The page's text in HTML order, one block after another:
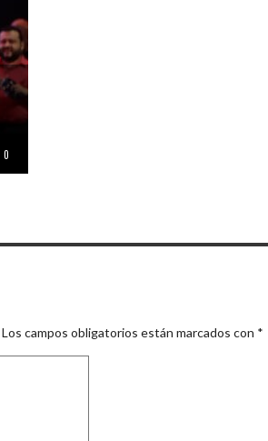
0
Los campos obligatorios están marcados con *